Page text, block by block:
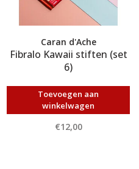
Caran d'Ache
Fibralo Kawaii stiften (set
6)
Toevoegen aan
winkelwagen
€12,00